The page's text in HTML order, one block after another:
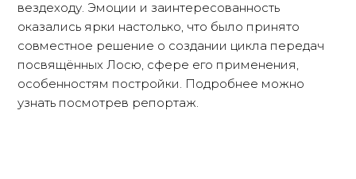
вездеходу. Эмоции и заинтересованность
оказались ярки настолько, что было принято
совместное решение о создании цикла передач
посвящённых Лосю, сфере его применения,
особенностям постройки. Подробнее можно
узнать посмотрев репортаж.